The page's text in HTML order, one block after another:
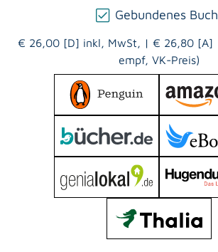
Gebundenes Buch
€ 26,00 [D] inkl, MwSt, | € 26,80 [A]
empf, VK-Preis)